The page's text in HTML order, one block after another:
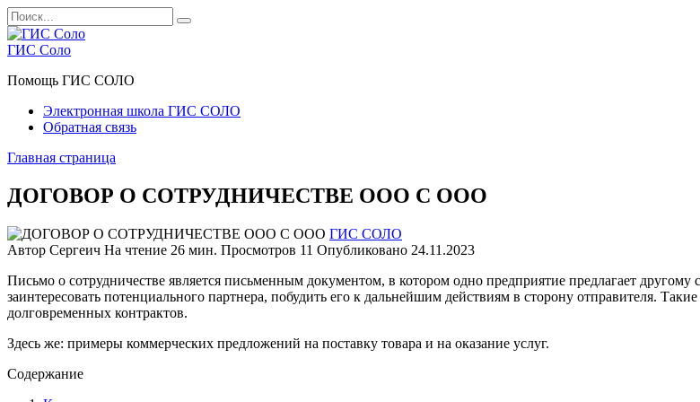
Перейти
к
содержанию
Search
for:
ГИС Соло
Помощь ГИС СОЛО
Электронная школа ГИС СОЛО
Обратная связь
Главная страница
ДОГОВОР О СОТРУДНИЧЕСТВЕ ООО С ООО
ГИС СОЛО
Автор Сергеич На чтение 26 мин. Просмотров 11 Опубликовано 24.11.2023
Письмо о сотрудничестве является письменным документом, в котором одно предприятие предлагает
заинтересовать потенциального партнера, побудить его к дальнейшим действиям в сторону отправителя.
долговременных контрактов.
Здесь же: примеры коммерческих предложений на поставку товара и на оказание услуг.
Содержание